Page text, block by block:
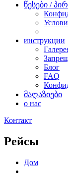
წესები /
инструкции
Блог
FAQ
მაღაზიები
о нас
Контакт
Рейсы
Дом